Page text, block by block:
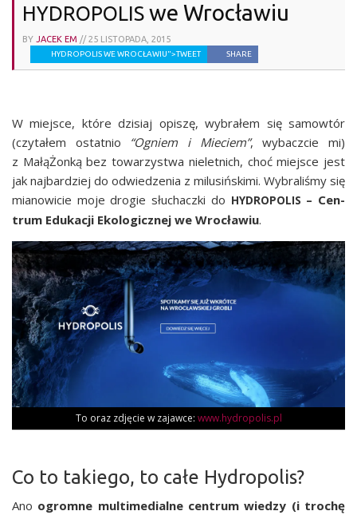
HYDROPOLIS we Wrocławiu
BY JACEK EM // 25 LISTOPADA, 2015
HYDROPOLIS WE WROCŁAWIU">TWEET SHARE
W miej­sce, któ­re dzi­siaj opi­szę, wybra­łem się samo­wtór
(czy­ta­łem ostat­nio “Ogniem i Mie­ciem”, wybacz­cie mi)
z Małą­Żon­ką bez towa­rzy­stwa nie­let­nich, choć miej­sce jest
jak naj­bar­dziej do odwie­dze­nia z milu­siń­ski­mi. Wybra­li­śmy się
mia­no­wi­cie moje dro­gie słu­chacz­ki do HYDROPOLIS – Cen­
trum Edu­ka­cji Eko­lo­gicz­nej we Wro­cła­wiu.
To oraz zdję­cie w zajaw­ce: www.hydropolis.pl
Co to takiego, to całe Hydropolis?
Ano ogrom­ne mul­ti­me­dial­ne cen­trum wie­dzy (i tro­chę